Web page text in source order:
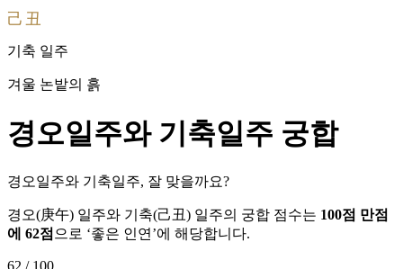
己丑
기축 일주
겨울 논밭의 흙
경오일주와 기축일주 궁합
경오일주와 기축일주, 잘 맞을까요?
경오(庚午) 일주와 기축(己丑) 일주의 궁합 점수는 100점 만점
에 62점 으로 ‘좋은 인연 ’에 해당합니다.